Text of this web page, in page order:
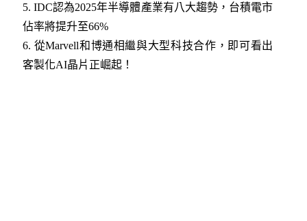
5. IDC認為2025年半導體產業有八大趨勢，台積電市
佔率將提升至66%
6. 從Marvell和博通相繼與大型科技合作，即可看出
客製化AI晶片正崛起！